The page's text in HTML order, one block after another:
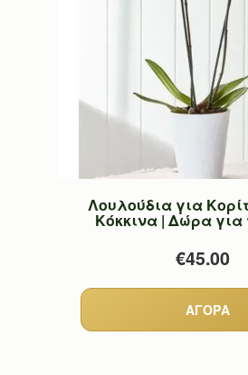
Λουλούδια για
Κόκκινα | Δώρα
€45.00